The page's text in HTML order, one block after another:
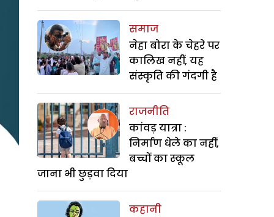
समाज
नेहा बोरा के चेहरे पर
कालिख नहीं, यह
संस्कृति की गंदगी है
राजनीति
कांवड़ यात्रा :
निर्माण धेले का नहीं,
बच्चों का स्कूल
जाना भी छुड़वा दिया
कहानी